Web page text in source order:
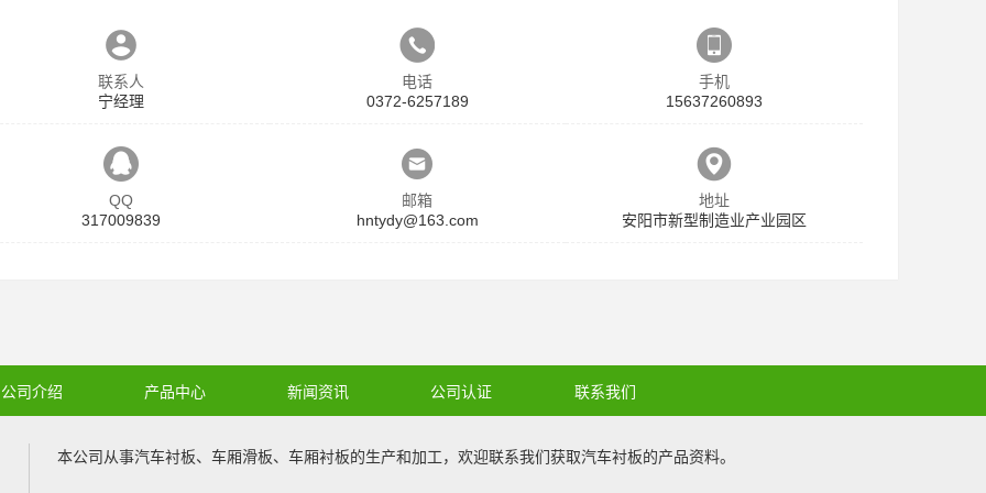
联系人
宁经理
电话
0372-6257189
手机
15637260893
QQ
317009839
邮箱
hntydy@163.com
地址
安阳市新型制造业产业园区
公司介绍 产品中心 新闻资讯 公司认证 联系我们
本公司从事汽车衬板、 车厢滑板、 车厢衬板的生产和加工，欢迎联系我们获取汽车衬板的产品资料。